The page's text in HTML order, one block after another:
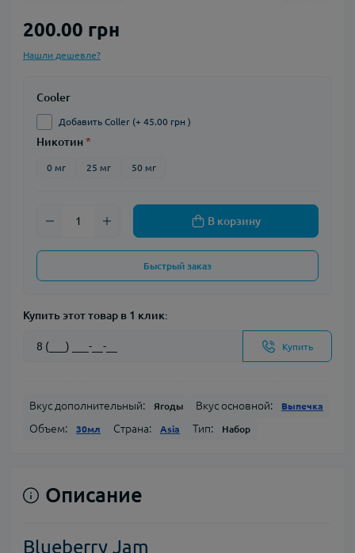
200.00 грн
Нашли дешевле?
Cooler
Добавить Coller (+ 45.00 грн )
Никотин*
0 мг 25 мг 50 мг
В корзину
Быстрый заказ
Купить этот товар в 1 клик:
Купить
Вкус дополнительный: Ягоды Вкус основной: Выпечка
Объем: 30мл Страна: Asia Тип: Набор
Описание
Blueberry Jam